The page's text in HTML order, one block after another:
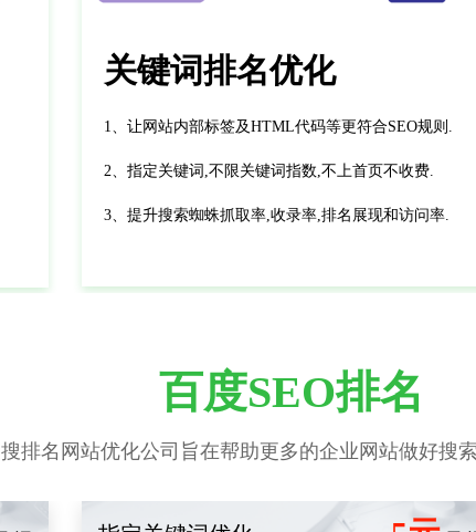
关键词排名优化
1、让网站内部标签及HTML代码等更符合SEO规则.
2、指定关键词,不限关键词指数,不上首页不收费.
3、提升搜索蜘蛛抓取率,收录率,排名展现和访问率.
百度SEO排名
搜排名网站优化公司旨在帮助更多的企业网站做好搜